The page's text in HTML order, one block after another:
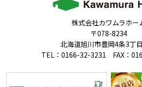
株式会社カワムラホー
〒078-8234
北海道旭川市豊岡4条3丁
TEL：0166-32-3231 FAX：